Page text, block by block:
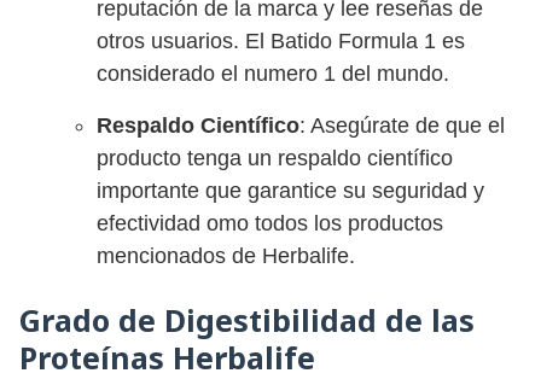
reputación de la marca y lee reseñas de
otros usuarios. El Batido Formula 1 es
considerado el numero 1 del mundo.
Respaldo Científico: Asegúrate de que el
producto tenga un respaldo científico
importante que garantice su seguridad y
efectividad omo todos los productos
mencionados de Herbalife.
Grado de Digestibilidad de las
Proteínas Herbalife